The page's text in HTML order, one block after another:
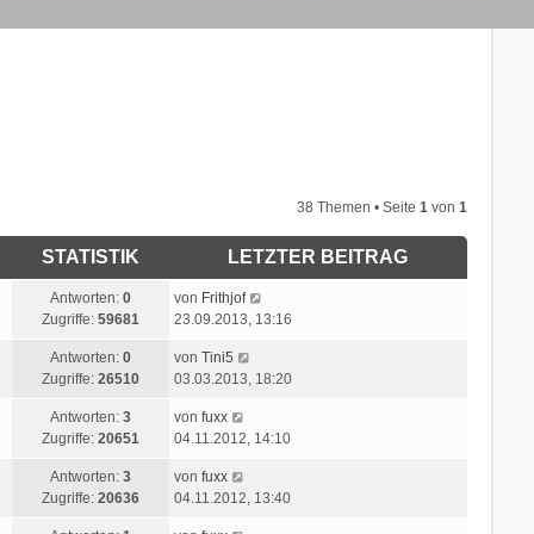
38 Themen • Seite1 von1
STATISTIK LETZTER BEITRAG
Antworten: 0
Zugriffe: 59681
L
e
z
t
r
B
i
von Frithjof
23.09.2013, 13:16
Antworten: 0
Zugriffe: 26510
L
e
z
t
r
B
von Tini5
03.03.2013, 18:20
Antworten: 3
Zugriffe: 20651
L
e
z
t
von fuxx
04.11.2012, 14:10
Antworten: 3
Zugriffe: 20636
L
e
von fuxx
04.11.2012, 13:40